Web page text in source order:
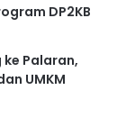
DP2KB
ke Palaran,
UMKM